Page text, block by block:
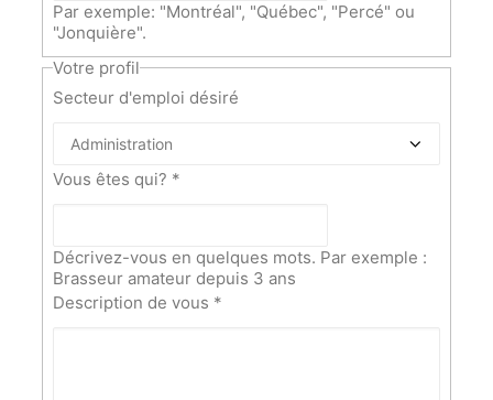
Par exemple: "Montréal", "Québec", "Percé" ou
"Jonquière".
Votre profil
Secteur d'emploi désiré
Vous êtes qui? *
Décrivez-vous en quelques mots. Par exemple :
Brasseur amateur depuis 3 ans
Description de vous *